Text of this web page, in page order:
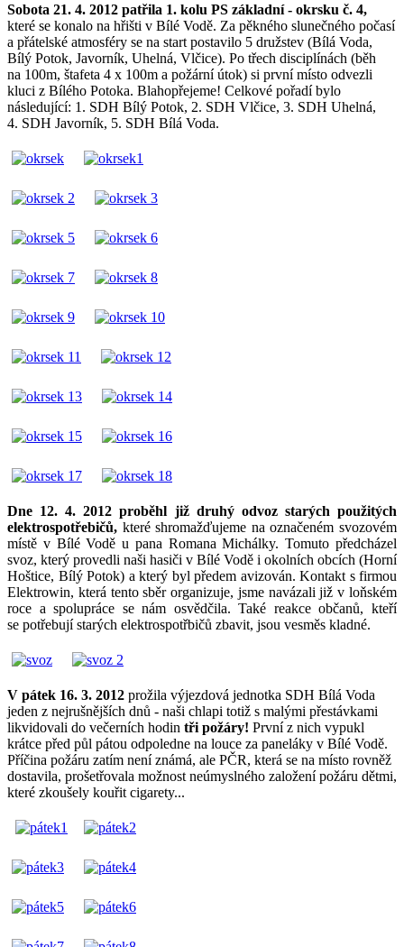
Sobota 21. 4. 2012 patřila 1. kolu PS základní - okrsku č. 4,
které se konalo na hřišti v Bílé Vodě. Za pěkného slunečného počasí
a přátelské atmosféry se na start postavilo 5 družstev (Bílá Voda,
Bílý Potok, Javorník, Uhelná, Vlčice). Po třech disciplínách (běh
na 100m, štafeta 4 x 100m a požární útok) si první místo odvezli
kluci z Bílého Potoka. Blahopřejeme! Celkové pořadí bylo
následující: 1. SDH Bílý Potok, 2. SDH Vlčice, 3. SDH Uhelná,
4. SDH Javorník, 5. SDH Bílá Voda.
Dne 12. 4. 2012 proběhl již druhý odvoz starých použitých
elektrospotřebičů, které shromažďujeme na označeném svozovém
místě v Bílé Vodě u pana Romana Michálky. Tomuto předcházel
svoz, který provedli naši hasiči v Bílé Vodě i okolních obcích (Horní
Hoštice, Bílý Potok) a který byl předem avizován. Kontakt s firmou
Elektrowin, která tento sběr organizuje, jsme navázali již v loňském
roce a spolupráce se nám osvědčila. Také reakce občanů, kteří
se potřebují starých elektrospotřbičů zbavit, jsou vesměs kladné.
V pátek 16. 3. 2012 prožila výjezdová jednotka SDH Bílá Voda
jeden z nejrušnějších dnů - naši chlapi totiž s malými přestávkami
likvidovali do večerních hodin tři požáry! První z nich vypukl
krátce před půl pátou odpoledne na louce za paneláky v Bílé Vodě.
Příčina požáru zatím není známá, ale PČR, která se na místo rovněž
dostavila, prošetřovala možnost neúmyslného založení požáru dětmi,
které zkoušely kouřit cigarety...